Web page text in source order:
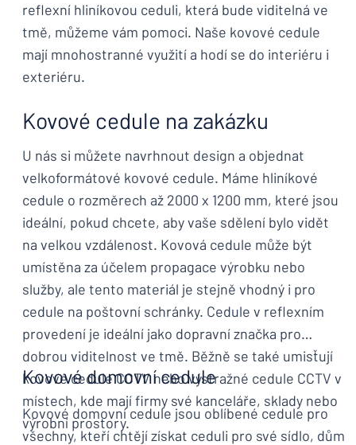
reflexní hliníkovou ceduli, která bude viditelná ve
tmě, můžeme vám pomoci. Naše kovové cedule
mají mnohostranné využití a hodí se do interiéru i
exteriéru.
Kovové cedule na zakázku
U nás si můžete navrhnout design a objednat
velkoformátové kovové cedule. Máme hliníkové
cedule o rozměrech až 2000 x 1200 mm, které jsou
ideální, pokud chcete, aby vaše sdělení bylo vidět
na velkou vzdálenost. Kovová cedule může být
umístěna za účelem propagace výrobku nebo
služby, ale tento materiál je stejně vhodný i pro
cedule na poštovní schránky. Cedule v reflexním
provedení je ideální jako dopravní značka pro
dobrou viditelnost ve tmě. Běžně se také umisťují
kovové cedule CCTV nebo výstražné cedule CCTV v
místech, kde mají firmy své kanceláře, sklady nebo
výrobní prostory.
Kovové domovní cedule
Kovové domovní cedule jsou oblíbené cedule pro
všechny, kteří chtějí získat ceduli pro své sídlo, dům